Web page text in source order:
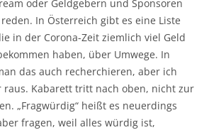
oder Geldgebern und Sponsoren
In Österreich gibt es eine Liste
in der Corona-Zeit ziemlich viel Geld
haben, über Umwege. In
das auch recherchieren, aber ich
raus. Kabarett tritt nach oben, nicht zur
„Fragwürdig“ heißt es neuerdings
fragen, weil alles würdig ist,